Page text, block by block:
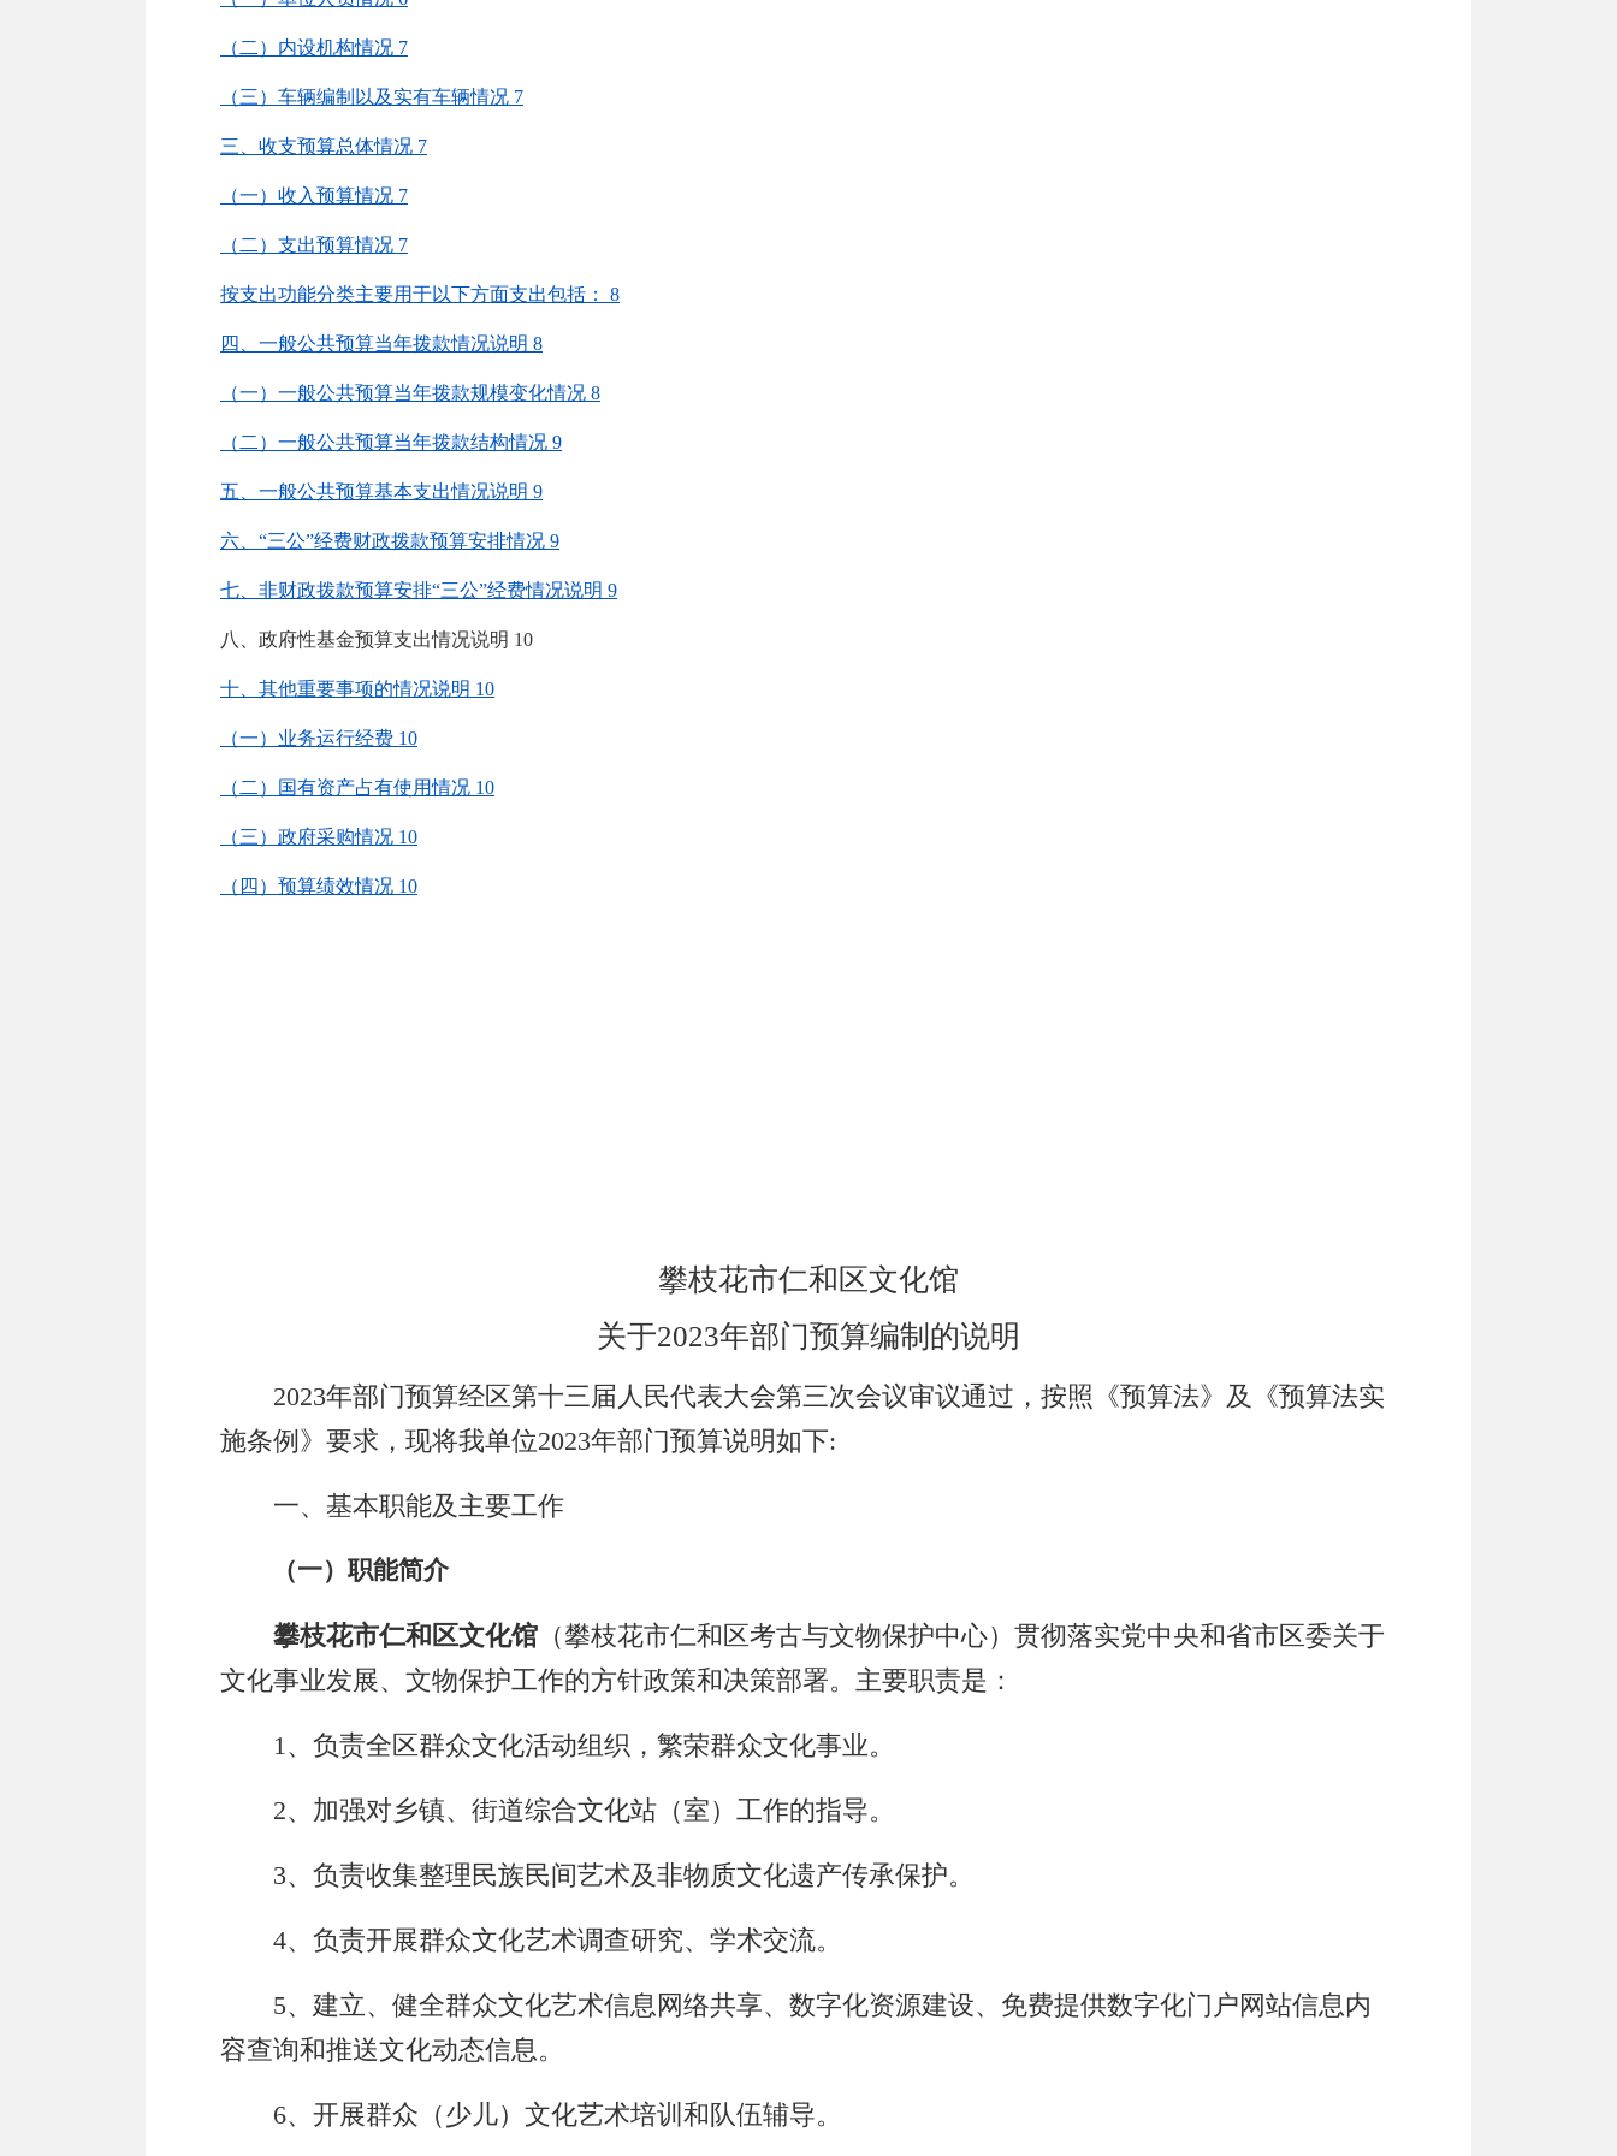
（ 二 ） 内设机构情况 7
（三） 车辆编制以及实有车辆情况 7
三、收支预算总体情况 7
（一）收入预算情况 7
（二）支出预算情况 7
按支出功能分类主要用于以下方面支出包括： 8
四、一般公共预算当年拨款情况说明 8
（一）一般公共预算当年拨款规模变化情况 8
（二）一般公共预算当年拨款结构情况 9
五、一般公共预算基本支出情况说明 9
六、 “三公”经费财政拨款预算安排情况 9
七、 非财政拨款预算安排“三公”经费情况说明 9
八、 政府性基金预算支出情况说明 10
十 、其他重要事项的情况说明 10
（一）业务运行经费 10
（二）国有资产占有使用情况 10
（三）政府采购情况 10
（ 四 ） 预算绩效情况 10
攀枝花市仁和区文化馆
关于2023年部门预算编制的说明
2023年部门预算经区第十三届人民代表大会第三次会议审议通过，按照《预算法》及《预算法实
施条例》要求，现将我单位2023年部门预算说明如下:
一、基本职能及主要工作
（一）职能简介
攀枝花市仁和区文化馆 （攀枝花市仁和区考古与文物保护中心）贯彻落实党中央和省市区委关于
文化事业发展、文物保护工作的方针政策和决策部署。主要职责是：
1、 负责全区群众文化活动组织，繁荣群众文化事业。
2、 加强对乡镇、街道综合文化站（室）工作的指导。
3、 负责收集整理民族民间艺术及非物质文化遗产传承保护。
4、 负责开展群众文化艺术调查研究、学术交流。
5、 建立、健全群众文化艺术信息网络共享、数字化资源建设、免费提供数字化门户网站信息内
容查询和推送文化动态信息。
6、 开展群众（少儿）文化艺术培训和队伍辅导。